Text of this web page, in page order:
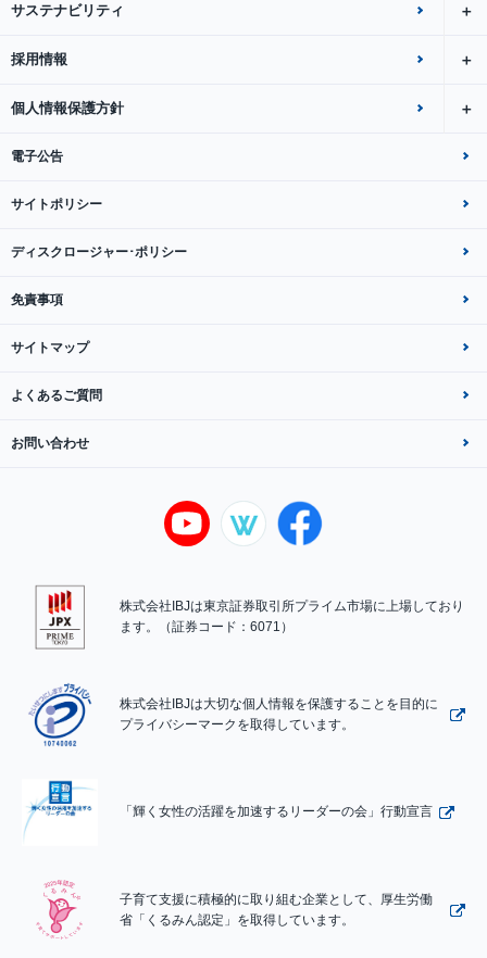
サステナビリティ
採用情報
個人情報保護方針
電子公告
サイトポリシー
ディスクロージャー･ポリシー
免責事項
サイトマップ
よくあるご質問
お問い合わせ
株式会社IBJは東京証券取引所プライム市場に上場しており
ます。（証券コード：6071）
株式会社IBJは大切な個人情報を保護することを目的に
プライバシーマークを取得しています。
「輝く女性の活躍を加速するリーダーの会」行動宣言
子育て支援に積極的に取り組む企業として、厚生労働
省「くるみん認定」を取得しています。